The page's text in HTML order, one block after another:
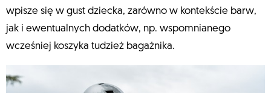
wpisze się w gust dziecka, zarówno w kontekście barw,
jak i ewentualnych dodatków, np. wspomnianego
wcześniej koszyka tudzież bagażnika.